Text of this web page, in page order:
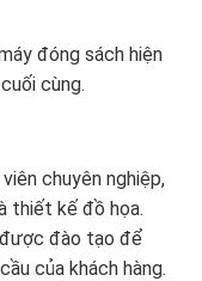
đóng sách hiện
cùng.
chuyên nghiệp,
thiết kế đồ họa.
được đào tạo để
của khách hàng.